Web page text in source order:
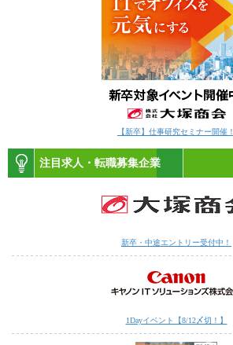
【新卒】仕事研究セミナー開催！
注目求人・転職募集企業
新卒・中途エントリー受付中！
1Dayイベント【8/12〆切！】